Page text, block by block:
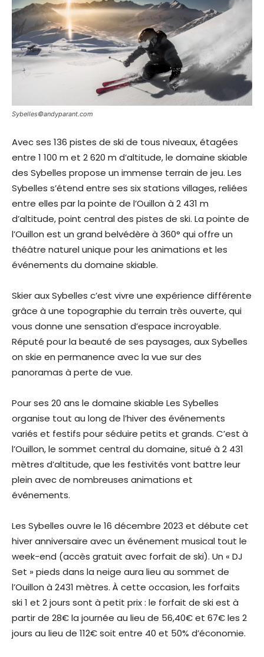
Sybelles©andyparant.com
Avec ses 136 pistes de ski de tous niveaux, étagées
entre 1 100 m et 2 620 m d’altitude, le domaine skiable
des Sybelles propose un immense terrain de jeu. Les
Sybelles s’étend entre ses six stations villages, reliées
entre elles par la pointe de l’Ouillon à 2 431 m
d’altitude, point central des pistes de ski. La pointe de
l’Ouillon est un grand belvédère à 360° qui offre un
théâtre naturel unique pour les animations et les
événements du domaine skiable.
Skier aux Sybelles c’est vivre une expérience différente
grâce à une topographie du terrain très ouverte, qui
vous donne une sensation d’espace incroyable.
Réputé pour la beauté de ses paysages, aux Sybelles
on skie en permanence avec la vue sur des
panoramas à perte de vue.
Pour ses 20 ans le domaine skiable Les Sybelles
organise tout au long de l’hiver des événements
variés et festifs pour séduire petits et grands. C’est à
l’Ouillon, le sommet central du domaine, situé à 2 431
mètres d’altitude, que les festivités vont battre leur
plein avec de nombreuses animations et
événements.
Les Sybelles ouvre le 16 décembre 2023 et débute cet
hiver anniversaire avec un événement musical tout le
week-end (accès gratuit avec forfait de ski). Un « DJ
Set » pieds dans la neige aura lieu au sommet de
l’Ouillon à 2431 mètres. À cette occasion, les forfaits
ski 1 et 2 jours sont à petit prix : le forfait de ski est à
partir de 28€ la journée au lieu de 56,40€ et 67€ les 2
jours au lieu de 112€ soit entre 40 et 50% d’économie.